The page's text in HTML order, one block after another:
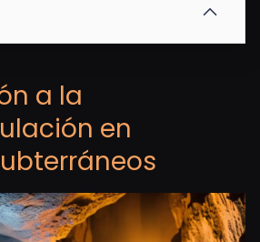
a la
en